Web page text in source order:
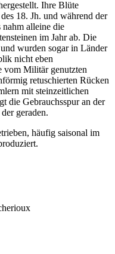
Ihre Blüte
18. Jh. und während der
alleine die
im Jahr ab. Die
wurden sogar in Länder
nicht eben
vom Militär genutzten
retuschierten Rücken
mit steinzeitlichen
die Gebrauchsspur an der
geraden.
häufig saisonal im